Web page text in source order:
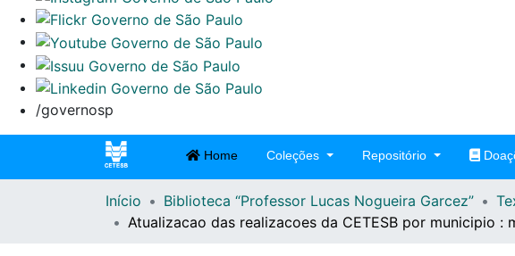
/governosp
Home Coleções Repositório
Início Biblioteca “Professor Lucas Nogueira Garcez”
Atualizacao das realizacoes da CETESB por municipio :